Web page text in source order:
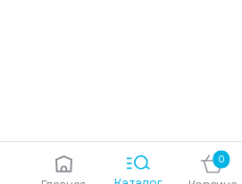
0
на-
Самара